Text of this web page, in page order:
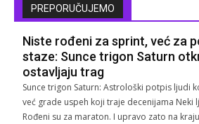
PREPORUČUJEMO
Niste rođeni za sprint, već za
staze: Sunce trigon Saturn
ostavljaju trag
Sunce trigon Saturn: Astrološki potpis ljudi
već grade uspeh koji traje decenijama Neki
Rođeni su za maraton. I upravo zato na